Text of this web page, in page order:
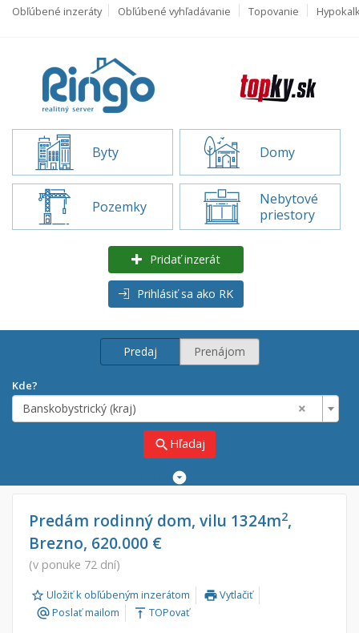
Obľúbené inzeráty Obľúbené vyhľadávanie Topovanie
Byty Domy
Pozemky
Nebytové
priestory
Pridať inzerát
Prihlásiť sa ako RK
Predaj Prenájom
Kde?
×
Banskobystrický (kraj)
search Hľadaj
Predaj
Prenájom
Od:
Do:
Predám rodinný dom, vilu 1324m2,
Brezno, 620.000 €
(v ponuke 72 dní)
Uložiť k obľúbeným inzerátom printVytlačiť
alternate_emailPoslať mailom vertical_align_top TOPovať